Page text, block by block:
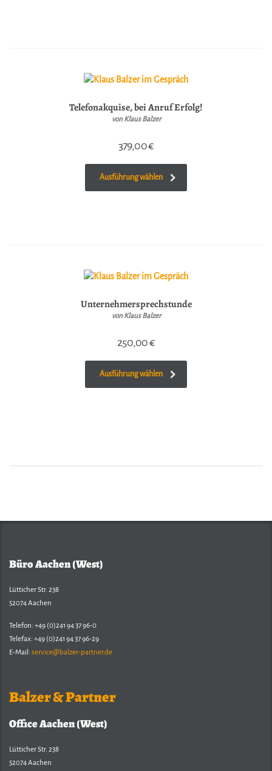
Telefonakquise, bei Anruf Erfolg!
von Klaus Balzer
379,00€
Ausführung wählen
Unternehmersprechstunde
von Klaus Balzer
250,00€
Ausführung wählen
Büro Aachen (West)
Lütticher Str. 238
52074 Aachen
Telefon: +49 (0)241 94 37 96-0
Telefax: +49 (0)241 94 37 96-29
E-Mail: service@balzer-partner.de
Balzer & Partner
Office Aachen (West)
Lütticher Str. 238
52074 Aachen